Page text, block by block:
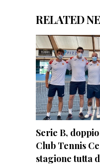
RELATED
Serie B,
Club Tennis
stagione tutta